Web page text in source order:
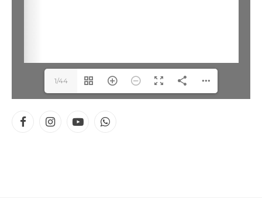
1/44
FacebookInstagramYouTubeWhatsApp